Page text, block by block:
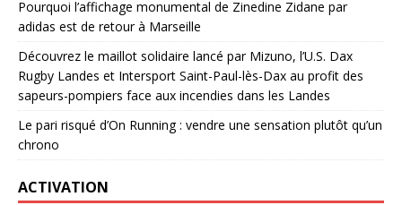
Pourquoi l’affichage monumental de Zinedine Zidane par
adidas est de retour à Marseille
Découvrez le maillot solidaire lancé par Mizuno, l’U.S. Dax
Rugby Landes et Intersport Saint-Paul-lès-Dax au profit des
sapeurs-pompiers face aux incendies dans les Landes
Le pari risqué d’On Running : vendre une sensation plutôt qu’un
chrono
ACTIVATION